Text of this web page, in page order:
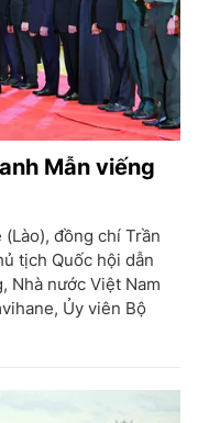
Mẫn viếng
đồng chí Trần
tịch Quốc hội dẫn
Nhà nước Việt Nam
Ủy viên Bộ